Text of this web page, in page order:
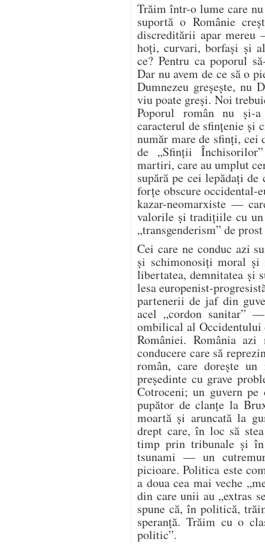
Trăim într-o lume care
suportă o Românie
discreditării apar
hoți, curvari, borfași și
ce? Pentru ca poporul
Dar nu avem de ce să o
Dumnezeu greșește, nu
viu poate greși. Noi
Poporul român nu și-
caracterul de sfințenie și
număr mare de sfinți, cei
de „Sfinții
martiri, care au umplut
supără pe cei lepădați
forțe obscure
kazar-neomarxiste —
valorile și tradițiile cu un
„transgenderism” de
Cei care ne conduc azi
și schimonosiți moral și
libertatea, demnitatea și
lesa europenist-
partenerii de jaf din
acel „cordon sanitar”
ombilical al Occidentului
României. România
conducere care să
român, care dorește
președinte cu grave
Cotroceni; un guvern
pupător de clanțe la
moartă și aruncată la
drept care, în loc să
timp prin tribunale și
tsunami — un
picioare. Politica este
a doua cea mai veche
din care unii au „extras
spune că, în politică,
speranță. Trăim cu o
politic”.